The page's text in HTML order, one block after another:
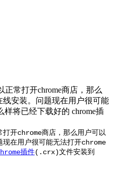
常打开chrome商店，那么
安装。问题现在用户很可能
样将已经下载好的 chrome插
打开chrome商店，那么用户可以
在用户很可能无法打开chrome
插件(.crx)文件安装到